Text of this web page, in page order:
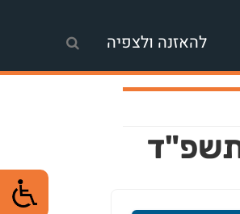
להאזנה ולצפיה